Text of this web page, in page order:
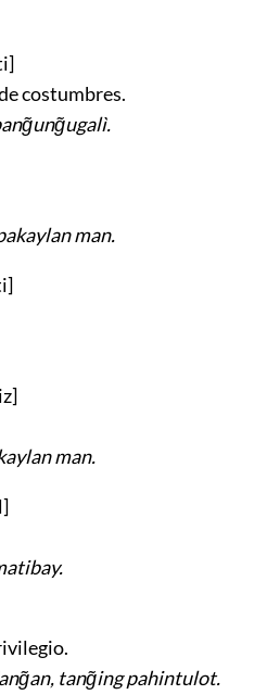
costumbres.
man.
man.
.
tang̃ing pahintulot.